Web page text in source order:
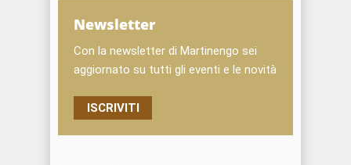
Newsletter
Con la newsletter di Martinengo sei
aggiornato su tutti gli eventi e le novità
ISCRIVITI